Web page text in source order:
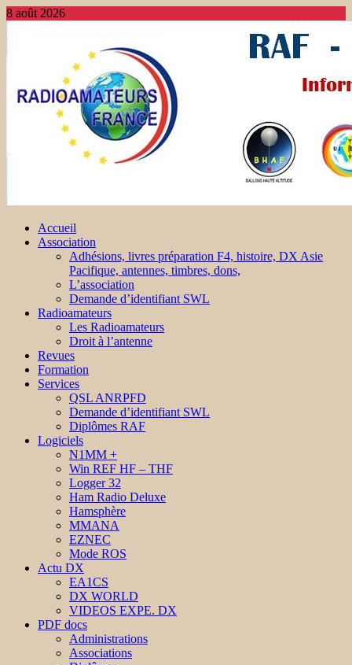
8 août 2026
Accueil
Association
Adhésions, livres préparation F4, histoire, DX Asie
Pacifique, antennes, timbres, dons,
L’association
Demande d’identifiant SWL
Radioamateurs
Les Radioamateurs
Droit à l’antenne
Revues
Formation
Services
QSL ANRPFD
Demande d’identifiant SWL
Diplômes RAF
Logiciels
N1MM +
Win REF HF – THF
Logger 32
Ham Radio Deluxe
Hamsphère
MMANA
EZNEC
Mode ROS
Actu DX
EA1CS
DX WORLD
VIDEOS EXPE. DX
PDF docs
Administrations
Associations